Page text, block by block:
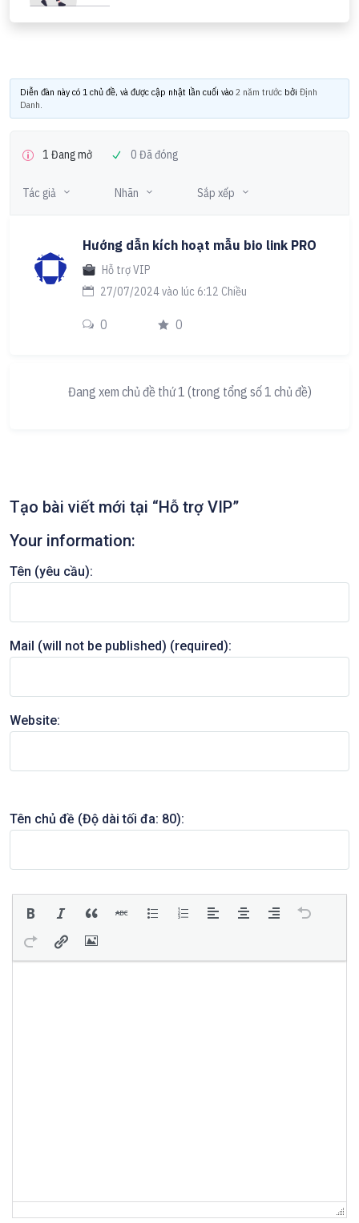
Diễn đàn này có 1 chủ đề, và được cập nhật lần cuối vào 2 năm trướcbởi Định
Danh.
1 Đang mở 0 Đã đóng
Tác giả Nhãn Sắp xếp
Hướng dẫn kích hoạt mẫu bio link PRO
Hỗ trợ VIP
27/07/2024 vào lúc 6:12 Chiều
0 0
Đang xem chủ đề thứ 1 (trong tổng số 1 chủ đề)
Tạo bài viết mới tại “Hỗ trợ VIP”
Your information:
Tên (yêu cầu):
Mail (will not be published) (required):
Website:
Tên chủ đề (Độ dài tối đa: 80):